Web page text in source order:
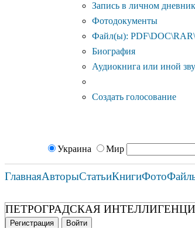
Запись в личном
Фотодокументы
Файл(ы):
Биография
Аудиокнига или иной
Создать голосование
Украина Мир
ГлавнаяАвторыСтатьиКнигиФото
ПЕТРОГРАДСКАЯ
Регистрация Войти